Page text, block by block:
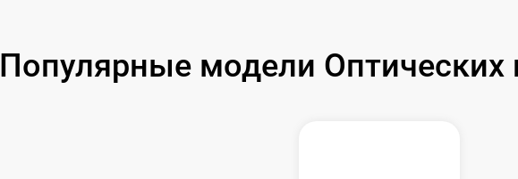
Популярные модели Оптических